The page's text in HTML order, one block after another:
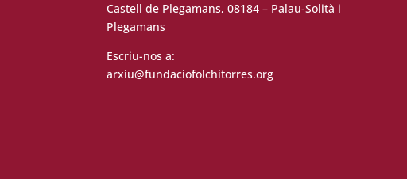
Castell de Plegamans, 08184 – Palau-Solità i
Plegamans
Escriu-nos a:
arxiu@fundaciofolchitorres.org